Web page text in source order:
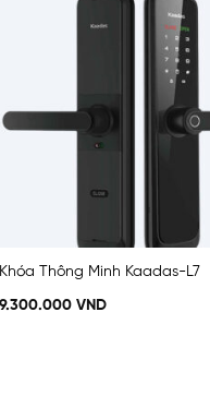
Khóa Thông Minh Kaadas-L7
9.300.000 VND